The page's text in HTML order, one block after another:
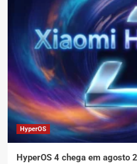
HyperOS
HyperOS 4 chega em agosto